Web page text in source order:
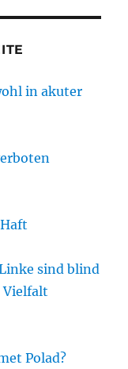
in akuter
sind blind
Vielfalt
Polad?